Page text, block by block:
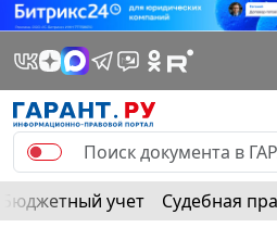
Бюджетный учет Судебная